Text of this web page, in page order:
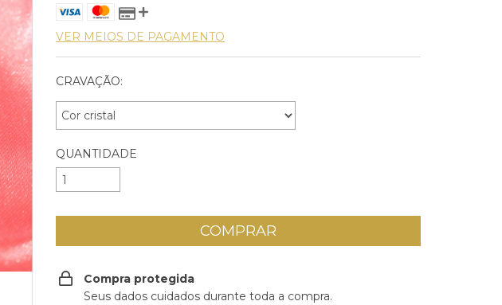
VER MEIOS DE PAGAMENTO
CRAVAÇÃO:
QUANTIDADE
Compra protegida
Seus dados cuidados durante toda a compra.